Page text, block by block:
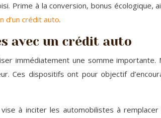
Prime à la conversion, bonus écologique,
d’un crédit auto.
avec un crédit auto
immédiatement une somme
Ces dispositifs ont pour objectif
à inciter les automobilistes à